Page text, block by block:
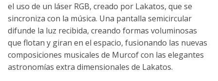
el uso de un láser RGB, creado por Lakatos, que se
sincroniza con la música. Una pantalla semicircular
difunde la luz recibida, creando formas voluminosas
que flotan y giran en el espacio, fusionando las nuevas
composiciones musicales de Murcof con las elegantes
astronomías extra dimensionales de Lakatos.